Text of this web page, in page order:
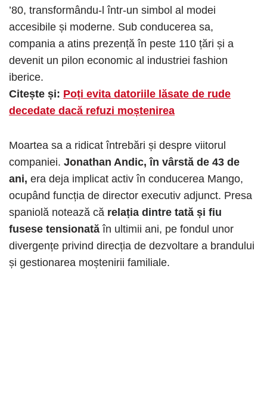
’80, transformându-l într-un simbol al modei
accesibile și moderne. Sub conducerea sa,
compania a atins prezență în peste 110 țări și a
devenit un pilon economic al industriei fashion
iberice.
Citește și: Poți evita datoriile lăsate de rude
decedate dacă refuzi moștenirea
Moartea sa a ridicat întrebări și despre viitorul
companiei. Jonathan Andic, în vârstă de 43 de
ani, era deja implicat activ în conducerea Mango,
ocupând funcția de director executiv adjunct. Presa
spaniolă notează că relația dintre tată și fiu
fusese tensionată în ultimii ani, pe fondul unor
divergențe privind direcția de dezvoltare a brandului
și gestionarea moștenirii familiale.